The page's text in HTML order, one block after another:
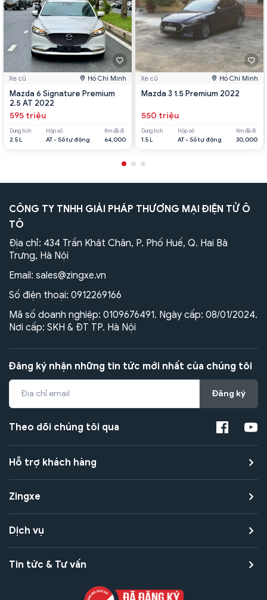
Xe cũ Hồ Chí Minh
Mazda 6 Signature Premium
2.5 AT 2022
595 triệu
Dung tích
2.5 L
Hộp số
AT - Số tự động
Km đã đi
64,000
Xe cũ Hồ Chí Minh
Mazda 3 1.5 Premium 2022
550 triệu
Dung tích
1.5 L
Hộp số
AT - Số tự động
Km đã đi
30,000
CÔNG TY TNHH GIẢI PHÁP THƯƠNG MẠI ĐIỆN TỬ Ô
TÔ
Địa chỉ: 434 Trần Khát Chân, P. Phố Huế, Q. Hai Bà
Trưng, Hà Nội
Email: sales@zingxe.vn
Số điện thoại: 0912269166
Mã số doanh nghiệp: 0109676491. Ngày cấp: 08/01/2024.
Nơi cấp: SKH & ĐT TP. Hà Nội
Đăng ký nhận những tin tức mới nhất của chúng tôi
Đăng ký
Theo dõi chúng tôi qua
Hỗ trợ khách hàng
Zingxe
Dịch vụ
Tin tức & Tư vấn